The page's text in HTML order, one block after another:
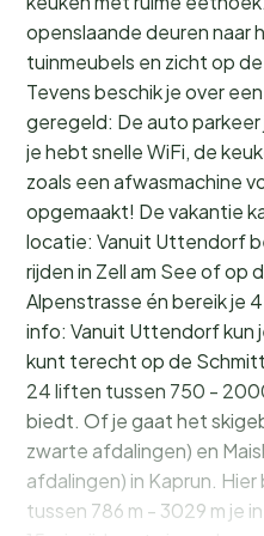
openslaande deuren
tuinmeubels en zicht op
Tevens beschik je over
geregeld: De auto parkeer
je hebt snelle WiFi, de
zoals een afwasmachine
opgemaakt! De vakantie
locatie: Vanuit Uttendorf
rijden in Zell am See of op
Alpenstrasse én bereik je
info: Vanuit Uttendorf kun
kunt terecht op de
24 liften tussen 750 -
biedt. Of je gaat het
zwarte afdalingen) en
afdalingen) in Kaprun.
tussen 786 m - 3029 m je